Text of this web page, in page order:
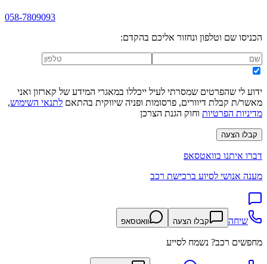
058-7809093
הכניסו שם וטלפון ונחזור אליכם בהקדם:
ידוע לי שהפרטים שמסרתי לעיל ייכללו במאגרי המידע של קארזון ואני
מאשר/ת קבלת דיוורים, פרסומות ופניה שיווקית בהתאם לתנאי השימוש,
מדיניות הפרטיות וחוק הגנת הצרכן
קבלו הצעה
דברו איתנו בוואטסאפ
מענה אנושי לסיוע ברכישת רכב
שיחה קבלו הצעה וואטסאפ
מחפשים רכב? נשמח לסייע